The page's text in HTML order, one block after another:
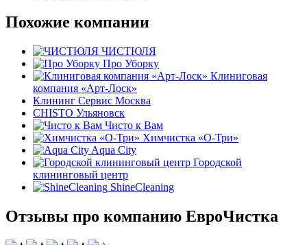
Похожие компании
ЧИСТЮЛЯ
Про Уборку
Клиниговая
компания «Арт-Лоск»
Клининг Сервис Москва
CHISTO Ульяновск
Чисто к Вам
Химчистка «О-Три»
Aqua City
Городской
клининговый центр
ShineCleaning
Отзывы про компанию ЕвроЧистка